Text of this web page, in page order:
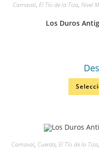
Carnaval, El Tío de la Tiza, Nivel
Los Duros
Carnaval, Cuerda, El Tío de la Tiza,